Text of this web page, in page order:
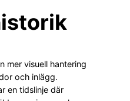
mer visuell hantering
och inlägg.
en tidslinje där